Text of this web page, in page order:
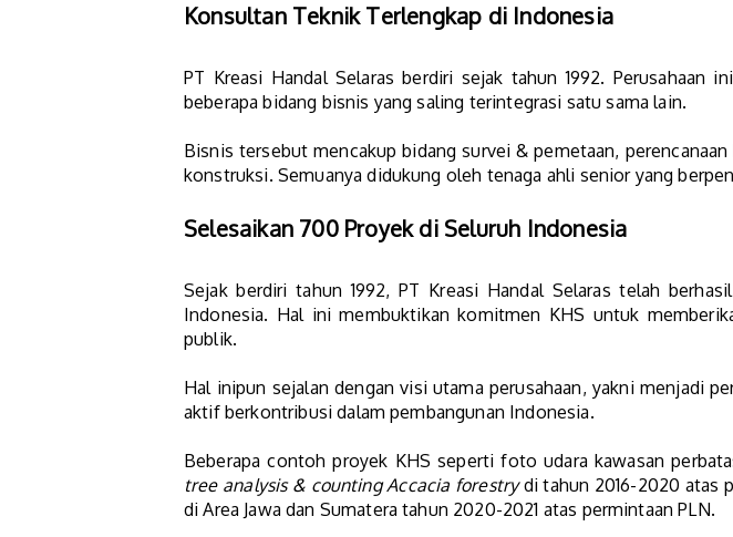
Konsultan Teknik Terlengkap di Indonesia
PT Kreasi Handal Selaras berdiri sejak tahun 1992.
beberapa bidang bisnis yang saling terintegrasi satu sama lain.
Bisnis tersebut mencakup bidang survei & pemetaan,
konstruksi. Semuanya didukung oleh tenaga ahli senior yang
Selesaikan 700 Proyek di Seluruh Indonesia
Sejak berdiri tahun 1992, PT Kreasi Handal Selaras telah
Indonesia. Hal ini membuktikan komitmen KHS untuk
publik.
Hal inipun sejalan dengan visi utama perusahaan, yakni menjadi
aktif berkontribusi dalam pembangunan Indonesia.
Beberapa contoh proyek KHS seperti foto udara kawasan
tree analysis & counting Accacia forestrydi tahun 2016-2020 atas
di Area Jawa dan Sumatera tahun 2020-2021 atas permintaan PLN.